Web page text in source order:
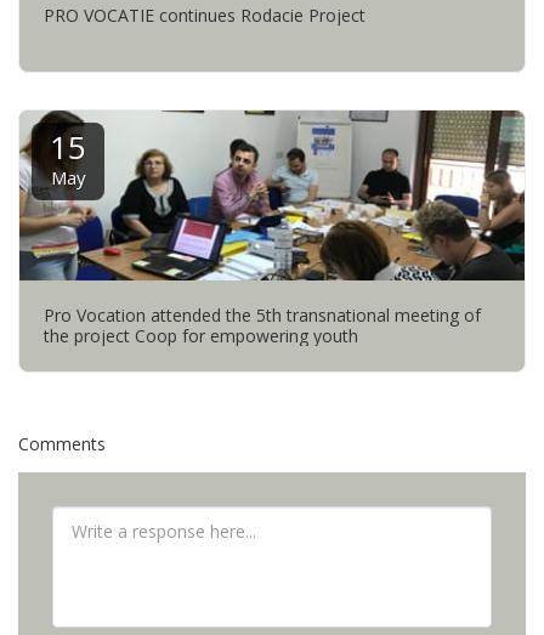
PRO VOCATIE continues Rodacie Project
15
May
Pro Vocation attended the 5th transnational meeting of
the project Coop for empowering youth
Comments